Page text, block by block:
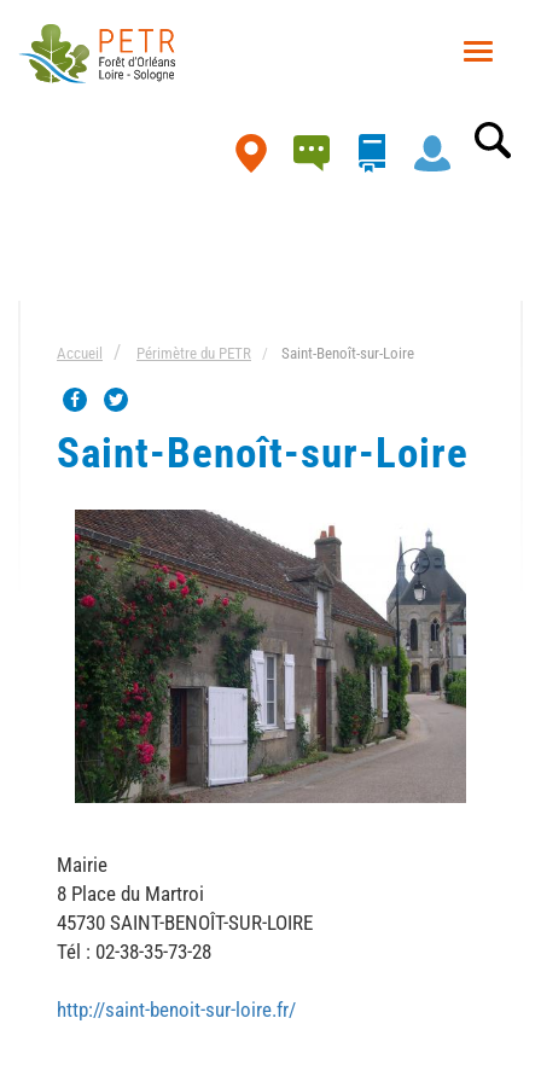
contenu
Toggle
Carte
Accueil Périmètre du PETR Saint-Benoît-sur-Loire
Saint-Benoît-sur-Loire
Mairie
8 Place du Martroi
45730 SAINT-BENOÎT-SUR-LOIRE
Tél : 02-38-35-73-28
http://saint-benoit-sur-loire.fr/